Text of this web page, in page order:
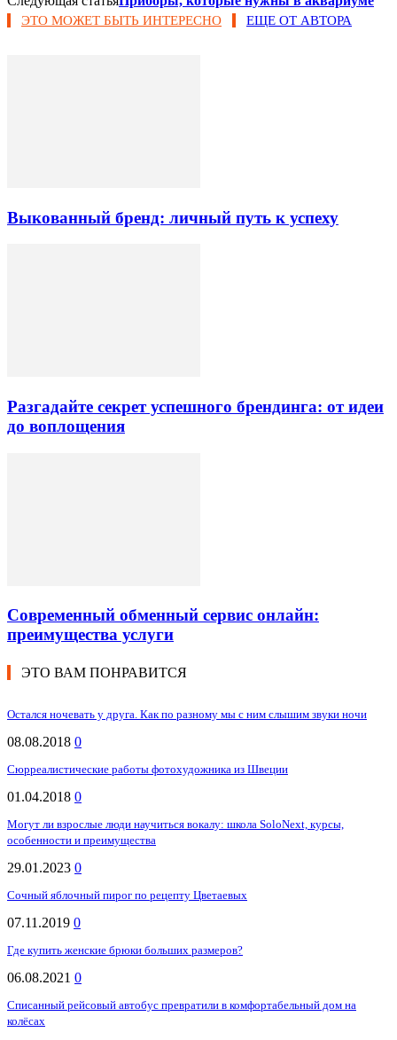
ЭТО МОЖЕТ БЫТЬ ИНТЕРЕСНО ЕЩЕ ОТ АВТОРА
Выкованный бренд: личный путь к успеху
Разгадайте секрет успешного брендинга: от идеи
до воплощения
Современный обменный сервис онлайн:
преимущества услуги
ЭТО ВАМ ПОНРАВИТСЯ
Остался ночевать у друга. Как по разному мы с ним слышим звуки ночи
08.08.2018 0
Сюрреалистические работы фотохудожника из Швеции
01.04.2018 0
Могут ли взрослые люди научиться вокалу: школа SoloNext, курсы,
особенности и преимущества
29.01.2023 0
Сочный яблочный пирог по рецепту Цветаевых
07.11.2019 0
Где купить женские брюки больших размеров?
06.08.2021 0
Списанный рейсовый автобус превратили в комфортабельный дом на
колёсах